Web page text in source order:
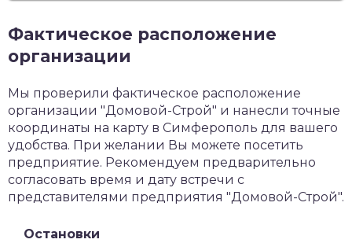
Фактическое расположение
организации
Мы проверили фактическое расположение
организации "Домовой-Строй" и нанесли точные
координаты на карту в Симферополь для вашего
удобства. При желании Вы можете посетить
предприятие. Рекомендуем предварительно
согласовать время и дату встречи с
представителями предприятия "Домовой-Строй".
Остановки